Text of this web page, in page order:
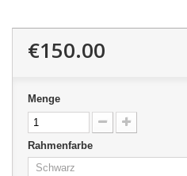
€150.00
Menge
Rahmenfarbe